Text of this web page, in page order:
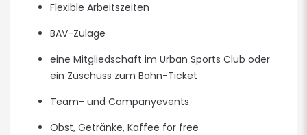
Flexible Arbeitszeiten
BAV-Zulage
eine Mitgliedschaft im Urban Sports Club oder
ein Zuschuss zum Bahn-Ticket
Team- und Companyevents
Obst, Getränke, Kaffee for free